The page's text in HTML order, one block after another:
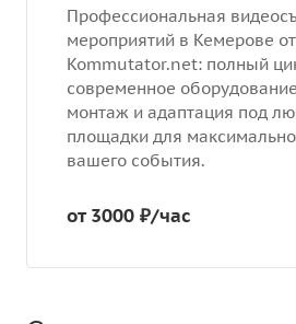
Профессиональная
мероприятий в Кемерове от
Kommutator.net: полный
современное
монтаж и адаптация под
площадки для
вашего события.
от 3000 ₽/час